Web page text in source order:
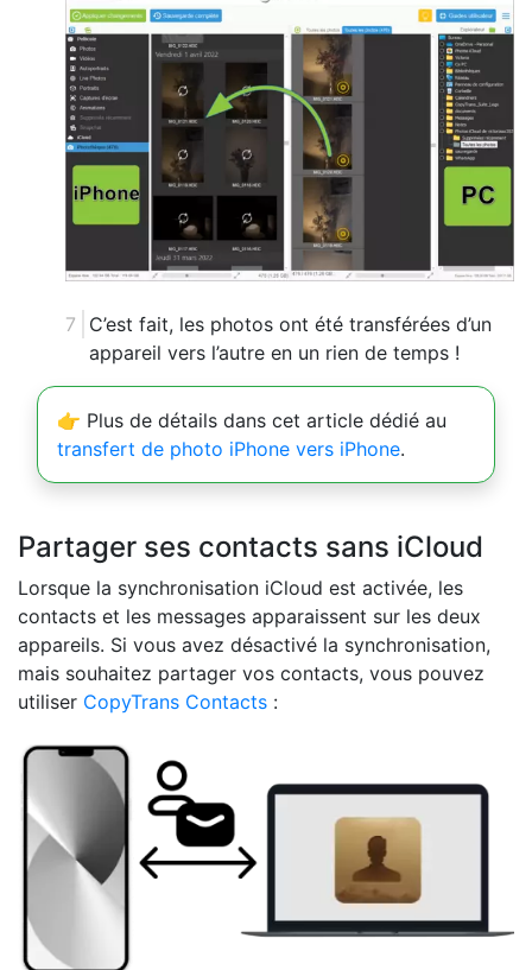
C’est fait, les photos ont été transférées d’un
appareil vers l’autre en un rien de temps !
👉 Plus de détails dans cet article dédié au
transfert de photo iPhone vers iPhone.
Partager ses contacts sans iCloud
Lorsque la synchronisation iCloud est activée, les
contacts et les messages apparaissent sur les deux
appareils. Si vous avez désactivé la synchronisation,
mais souhaitez partager vos contacts, vous pouvez
utiliser CopyTrans Contacts :